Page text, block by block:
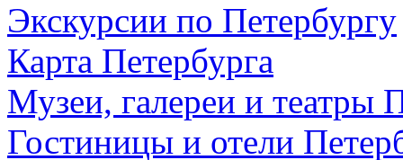
Экскурсии по Петербургу
Карта Петербурга
Музеи, галереи и театры
Гостиницы и отели